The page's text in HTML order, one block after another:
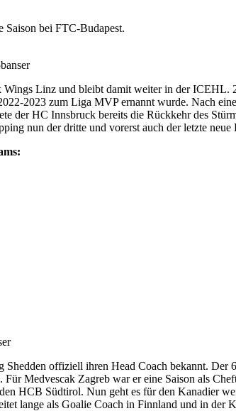
Saison bei FTC-Budapest.
Wings Linz und bleibt damit weiter in der
2023 zum Liga MVP ernannt wurde. Nach
der HC Innsbruck bereits die Rückkehr des
nun der dritte und vorerst auch der letzte
offiziell ihren Head Coach bekannt.
Medvescak Zagreb war er eine Saison als
HCB Südtirol. Nun geht es für den Kanadier
lange als Goalie Coach in Finnland und in